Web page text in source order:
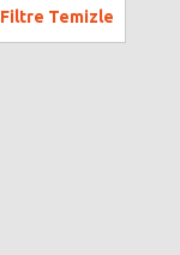
Filtre Temizle